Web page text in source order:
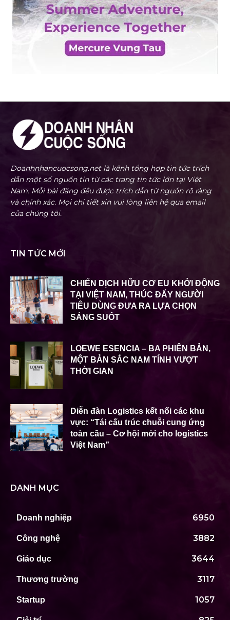
Doanhnhancuocsong.net là kênh tổng hợp tin tức trích
dẫn một số nguồn tin từ các trang tin tức lớn tại Việt
Nam. Mỗi bài đăng đều được trích dẫn từ nguồn rõ ràng
và chính xác. Mọi chi tiết xin vui lòng liên hệ qua email
của chúng tôi.
TIN TỨC MỚI
CHIẾN DỊCH HỮU CƠ EU KHỞI ĐỘNG
TẠI VIỆT NAM, THÚC ĐẨY NGƯỜI
TIÊU DÙNG ĐƯA RA LỰA CHỌN
SÁNG SUỐT
LOEWE ESENCIA – BA PHIÊN BẢN,
MỘT BẢN SẮC NAM TÍNH VƯỢT
THỜI GIAN
Diễn đàn Logistics kết nối các khu
vực: “Tái cấu trúc chuỗi cung ứng
toàn cầu – Cơ hội mới cho logistics
Việt Nam”
DANH MỤC
Doanh nghiệp 6950
Công nghệ 3882
Giáo dục 3644
Thương trường 3117
Startup 1057